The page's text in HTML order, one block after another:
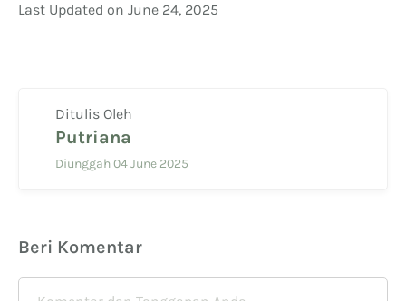
Last Updated on June 24, 2025
Ditulis Oleh
Putriana
Diunggah 04 June 2025
Beri Komentar